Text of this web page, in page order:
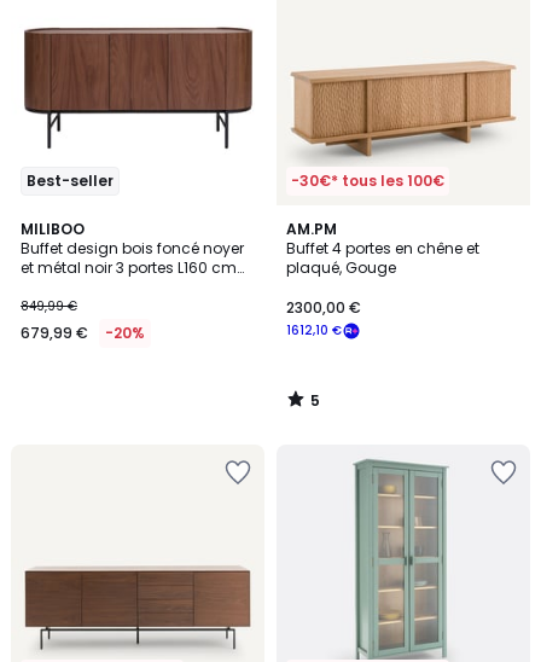
Best-seller
MILIBOO
Buffet design bois foncé noyer
et métal noir 3 portes L160 cm
849,99 €
679,99 € -20%
-30€* tous les 100€
AM.PM
Buffet 4 portes en chêne et
plaqué, Gouge
1612,10 €
2300,00 €
5
/
5
5
/